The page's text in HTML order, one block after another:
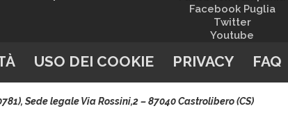
Facebook Puglia
Twitter
Youtube
USO DEI COOKIE PRIVACY FAQ
Sede legale Via Rossini,2 – 87040 Castrolibero (CS)